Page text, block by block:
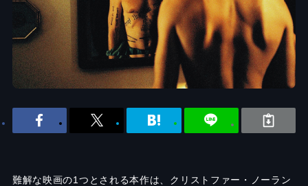
難解な映画の1つとされる本作は、クリストファー・ノーラン